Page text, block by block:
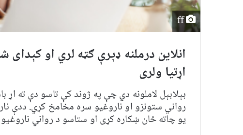
ff
انلاین درملنه ډېرې ګټه لري او
اړتیا ولری
بېلابېل لاملونه دي چې په ژوند کې تاسو دې ته
رواني ستونزو او ناروغیو سره مخامخ کړي. ددې
یو چاته ځان ښکاره کړی او ستاسو د رواني